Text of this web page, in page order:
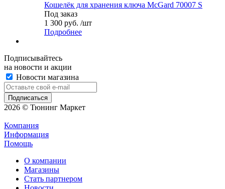
Кошелёк для хранения ключа McGard 70007 S
Под заказ
1 300 руб. /шт
Подробнее
Подписывайтесь
на новости и акции
Новости магазина
2026 © Тюнинг Маркет
Компания
Информация
Помощь
О компании
Магазины
Стать партнером